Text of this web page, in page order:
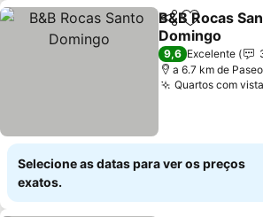
PartilharAdicionar
B&B Rocas
Domingo
Ver preços
9,6 Excelente
a 6.7 km de
Quartos com
Selecione as datas para ver os preços
exatos.